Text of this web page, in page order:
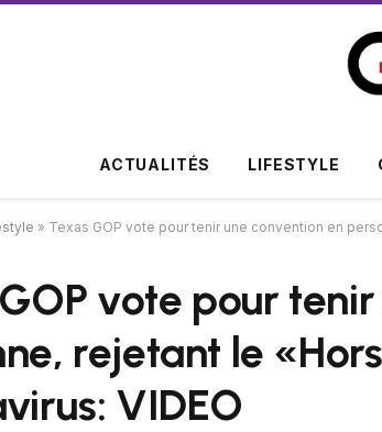
ACTUALITÉS LIFESTYLE
» Texas GOP vote pour tenir une convention en
vote pour
rejetant le
VIDEO